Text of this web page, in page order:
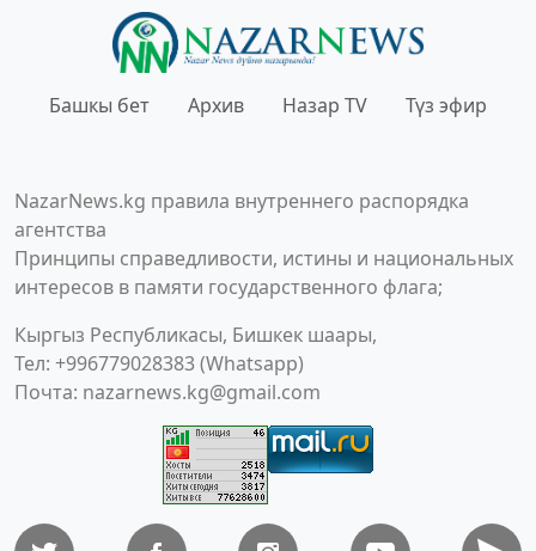
Башкы бет Архив Назар TV Түз эфир
NazarNews.kg правила внутреннего распорядка
агентства
Принципы справедливости, истины и национальных
интересов в памяти государственного флага;
Кыргыз Республикасы, Бишкек шаары,
Тел: +996779028383 (Whatsapp)
Почта: nazarnews.kg@gmail.com